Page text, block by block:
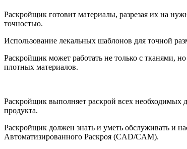
Раскройщик готовит материалы, разрезая их на
точностью.
Использование лекальных шаблонов для точной
Раскройщик может работать не только с тканями,
плотных материалов.
Раскройщик выполняет раскрой всех необходимых
продукта.
Раскройщик должен знать и уметь обслуживать и
Автоматизированного Раскроя (CAD/CAM).